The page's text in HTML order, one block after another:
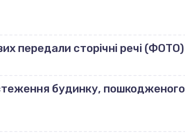
передали сторічні речі (ФОТО)
будинку, пошкодженого